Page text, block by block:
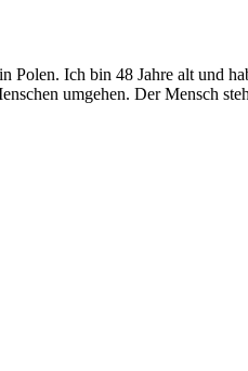
Polen. Ich bin 48 Jahre alt und
umgehen. Der Mensch